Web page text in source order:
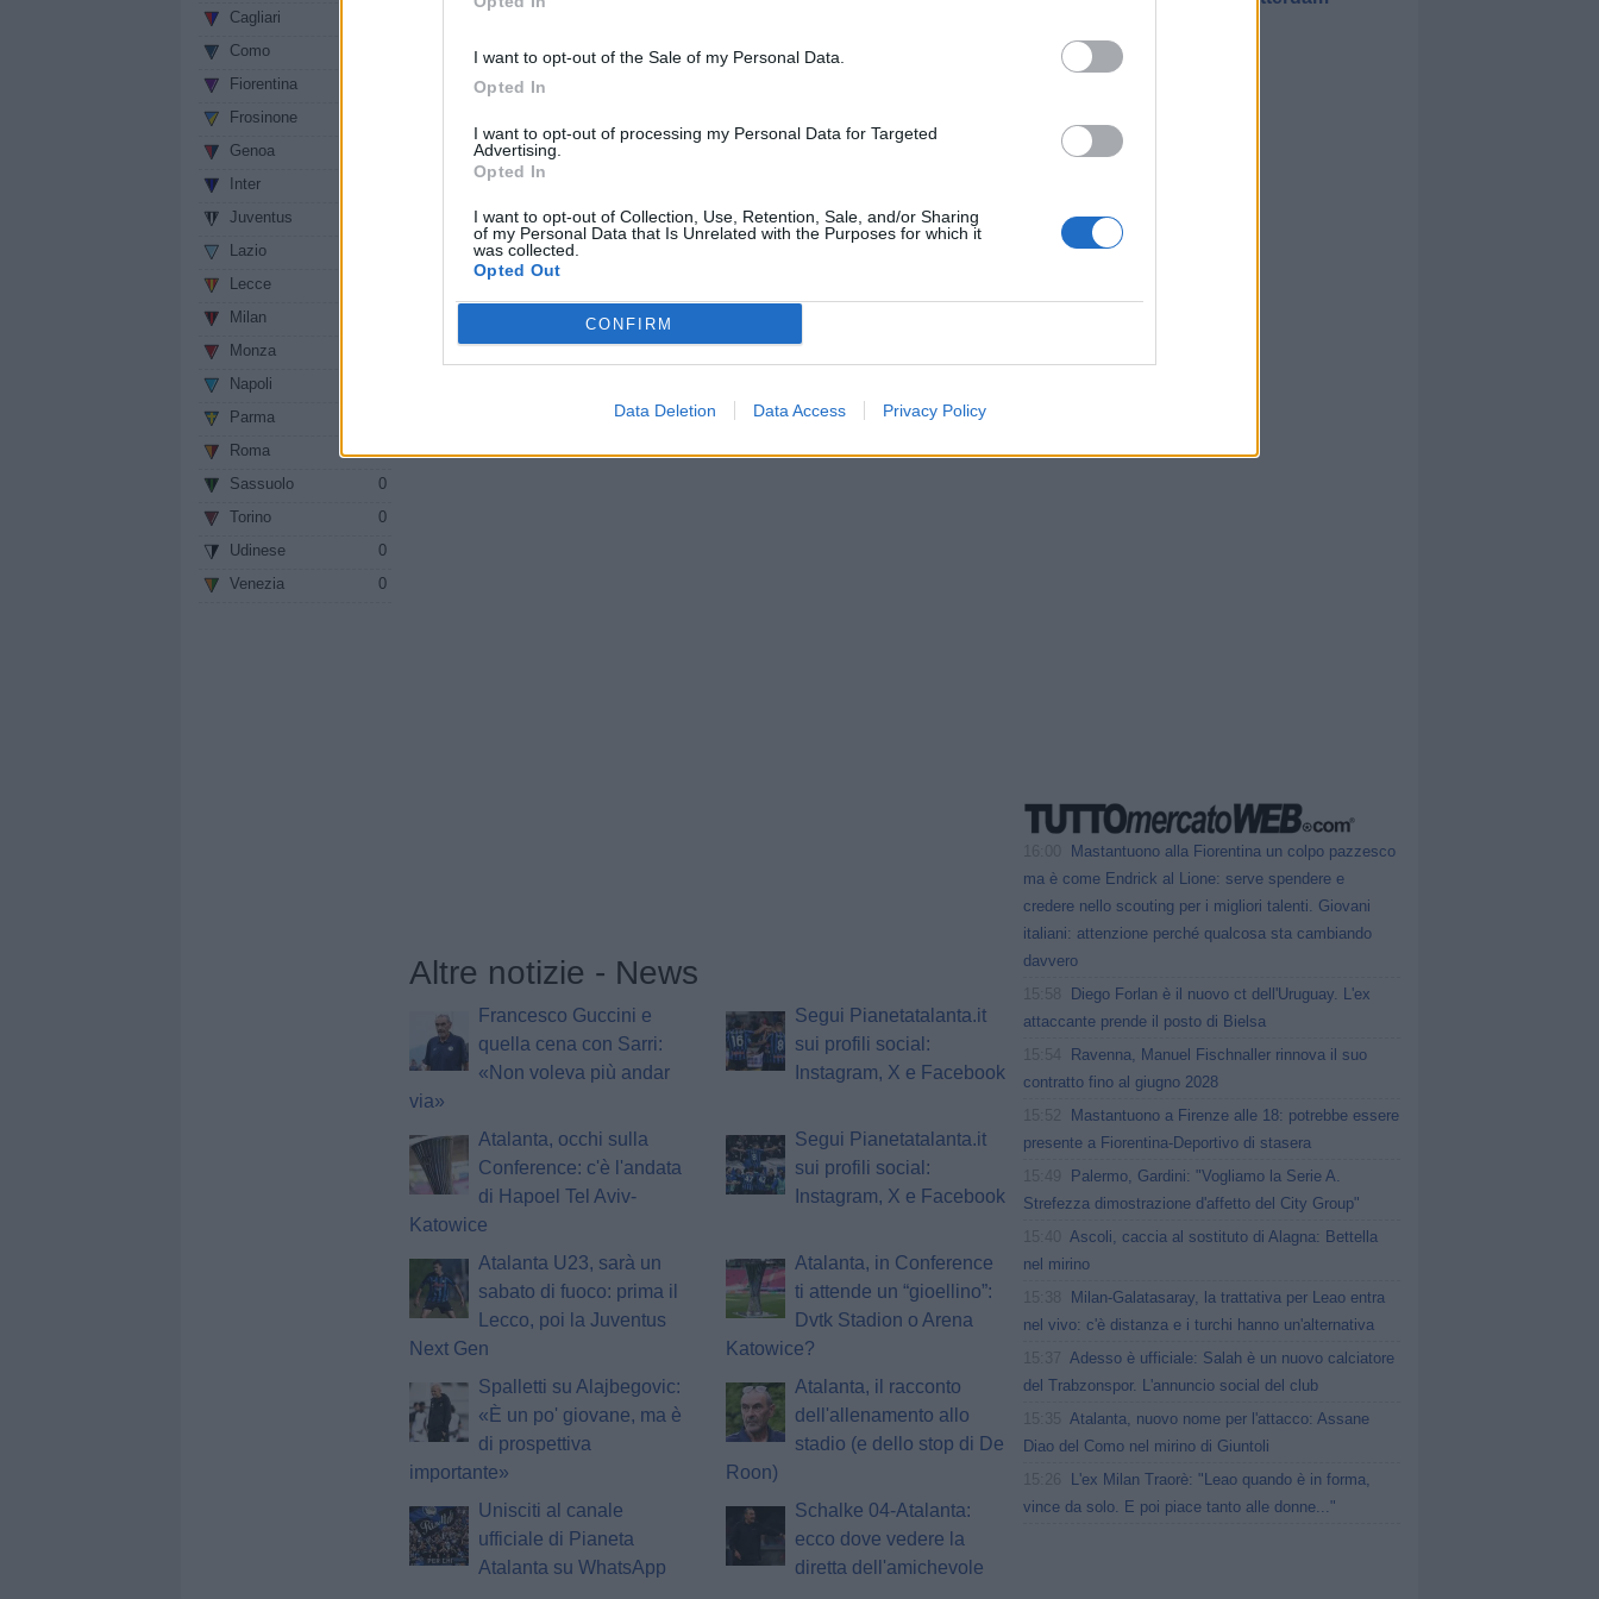
I want to opt-out of the Sale of my Personal Data.
Opted In
I want to opt-out of processing my Personal Data for Targeted
Advertising.
Opted In
I want to opt-out of Collection, Use, Retention, Sale, and/or Sharing
of my Personal Data that Is Unrelated with the Purposes for which it
was collected.
Opted Out
CONFIRM
Data Deletion Data Access Privacy Policy
Cagliari
Como
Fiorentina
Frosinone
Genoa
Inter
Juventus
Lazio
Lecce
Milan
Monza
Napoli
Parma
Roma
0
Sassuolo
0
Torino
0
Udinese
0
Venezia
0
Segui Pianetatalanta.it su Instagram!
/ Data:
Mar 09 giugno 2026 alle 17:28
Autore: Redazione
Condividi
Altre notizie - News
Francesco Guccini e
quella cena con Sarri:
«Non voleva più andar
via»
Segui Pianetatalanta.it
sui profili social:
Instagram, X e Facebook
Atalanta, occhi sulla
Conference: c'è l'andata
di Hapoel Tel Aviv-
Katowice
Segui Pianetatalanta.it
sui profili social:
Instagram, X e Facebook
Atalanta U23, sarà un
sabato di fuoco: prima il
Lecco, poi la Juventus
Next Gen
Atalanta, in Conference
ti attende un “gioellino”:
Dvtk Stadion o Arena
Katowice?
Spalletti su Alajbegovic:
«È un po' giovane, ma è
di prospettiva
importante»
Atalanta, il racconto
dell'allenamento allo
stadio (e dello stop di De
Roon)
Unisciti al canale
ufficiale di Pianeta
Atalanta su WhatsApp
Schalke 04-Atalanta:
ecco dove vedere la
diretta dell'amichevole
Mastantuono alla Fiorentina un colpo pazzesco
ma è come Endrick al Lione: serve spendere e
credere nello scouting per i migliori talenti. Giovani
italiani: attenzione perché qualcosa sta cambiando
davvero
Diego Forlan è il nuovo ct dell'Uruguay. L'ex
attaccante prende il posto di Bielsa
Ravenna, Manuel Fischnaller rinnova il suo
contratto fino al giugno 2028
Mastantuono a Firenze alle 18: potrebbe essere
presente a Fiorentina-Deportivo di stasera
Palermo, Gardini: "Vogliamo la Serie A.
Strefezza dimostrazione d'affetto del City Group"
Ascoli, caccia al sostituto di Alagna: Bettella
nel mirino
Milan-Galatasaray, la trattativa per Leao entra
nel vivo: c'è distanza e i turchi hanno un'alternativa
Adesso è ufficiale: Salah è un nuovo calciatore
del Trabzonspor. L'annuncio social del club
Atalanta, nuovo nome per l'attacco: Assane
Diao del Como nel mirino di Giuntoli
L'ex Milan Traorè: "Leao quando è in forma,
vince da solo. E poi piace tanto alle donne..."